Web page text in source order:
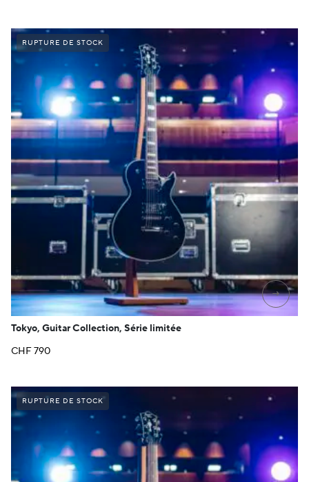
→
RUPTURE DE STOCK
Tokyo, Guitar Collection, Série limitée
CHF790
RUPTURE DE STOCK